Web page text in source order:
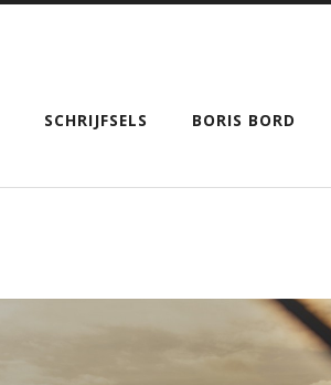
SCHRIJFSELS BORIS BORD